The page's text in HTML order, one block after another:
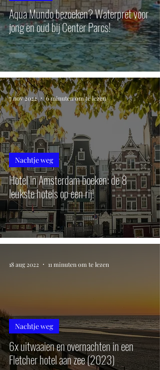
Aqua Mundo bezoeken? Waterpret voor
jong en oud bij Center Parcs!
Hotel in Amsterdam boeken: de 8
leukste hotels op een rij!
Nachtje weg
7 nov 2022 6 minuten om te lezen
6x uitwaaien en overnachten in een
Fletcher hotel aan zee (2023)
Nachtje weg
18 aug 2022 11 minuten om te lezen